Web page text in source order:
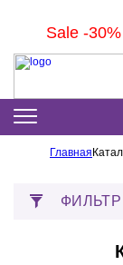
Sale -
Главная
ФИЛЬТР